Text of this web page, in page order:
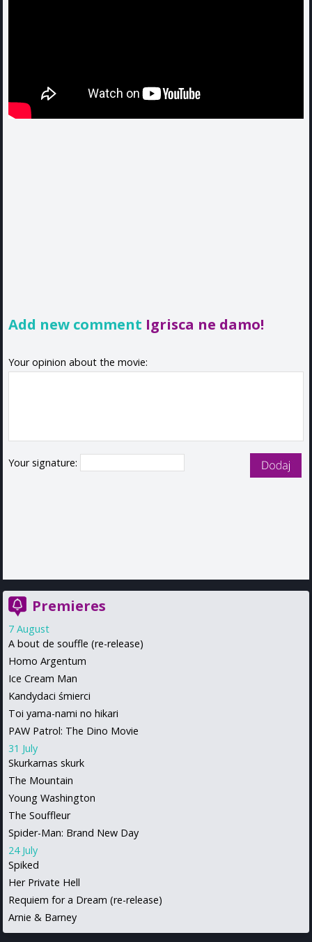
Add new comment Igrisca ne damo!
Your opinion about the movie:
Your signature:
Premieres
7 August
A bout de souffle (re-release)
Homo Argentum
Ice Cream Man
Kandydaci śmierci
Toi yama-nami no hikari
PAW Patrol: The Dino Movie
31 July
Skurkarnas skurk
The Mountain
Young Washington
The Souffleur
Spider-Man: Brand New Day
24 July
Spiked
Her Private Hell
Requiem for a Dream (re-release)
Arnie & Barney